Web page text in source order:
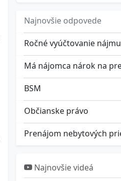
Najnovšie odpovede
Ročné vyúčtovanie nájmu
BSM
Občianske právo
Najnovšie videá